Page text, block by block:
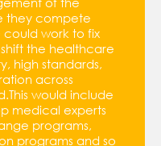
they compete
could work to fix
the healthcare
high standards,
across
would include
medical experts
programs,
programs and so